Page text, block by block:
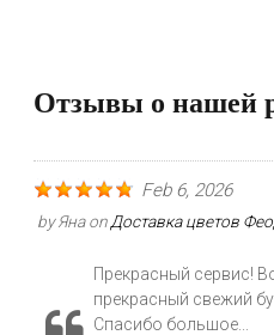
Отзывы о нашей
Feb 6, 2026
byЯнаon Доставка цветов
Прекрасный сервис!
прекрасный свежий
Спасибо большое...